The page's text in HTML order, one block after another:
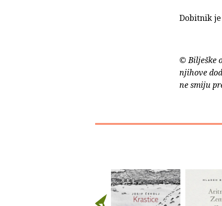
Dobitnik
© Bilješke
njihove
ne smiju